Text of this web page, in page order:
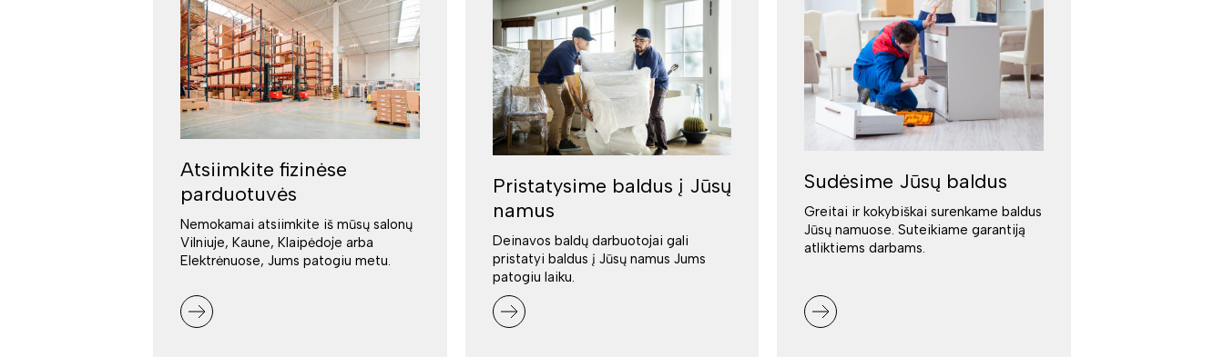
Atsiimkite fizinėse
parduotuvės
Nemokamai atsiimkite iš mūsų salonų
Vilniuje, Kaune, Klaipėdoje arba
Elektrėnuose, Jums patogiu metu.
Pristatysime baldus į Jūsų
namus
Deinavos baldų darbuotojai gali
pristatyi baldus į Jūsų namus Jums
patogiu laiku.
Sudėsime Jūsų baldus
Greitai ir kokybiškai surenkame baldus
Jūsų namuose. Suteikiame garantiją
atliktiems darbams.